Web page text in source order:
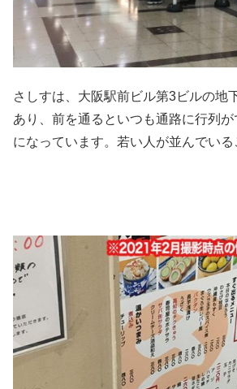
さしすは、大阪駅前ビル第3ビルの地
あり、前を通るといつも通路に行列
になっています。若い人が並んでいる